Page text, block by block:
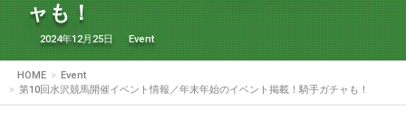
ャも！
2024年12月25日 Event
HOME
Event
第10回水沢競馬開催イベント情報／年末年始のイベント掲載！騎手ガチャも！